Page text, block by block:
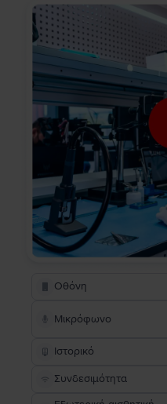
Οθόνη
Μικρόφωνο
Ιστορικό
Συνδεσιμότητα